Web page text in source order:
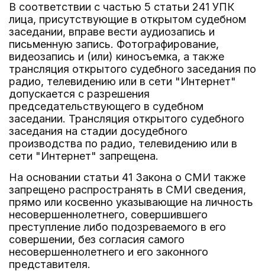
В соответствии с частью 5 статьи 241 УПК
лица, присутствующие в открытом судебном
заседании, вправе вести аудиозапись и
письменную запись. Фотографирование,
видеозапись и (или) киносъемка, а также
трансляция открытого судебного заседания по
радио, телевидению или в сети "Интернет"
допускается с разрешения
председательствующего в судебном
заседании. Трансляция открытого судебного
заседания на стадии досудебного
производства по радио, телевидению или в
сети "Интернет" запрещена.
На основании статьи 41 Закона о СМИ также
запрещено распространять в СМИ сведения,
прямо или косвенно указывающие на личность
несовершеннолетнего, совершившего
преступление либо подозреваемого в его
совершении, без согласия самого
несовершеннолетнего и его законного
представителя.